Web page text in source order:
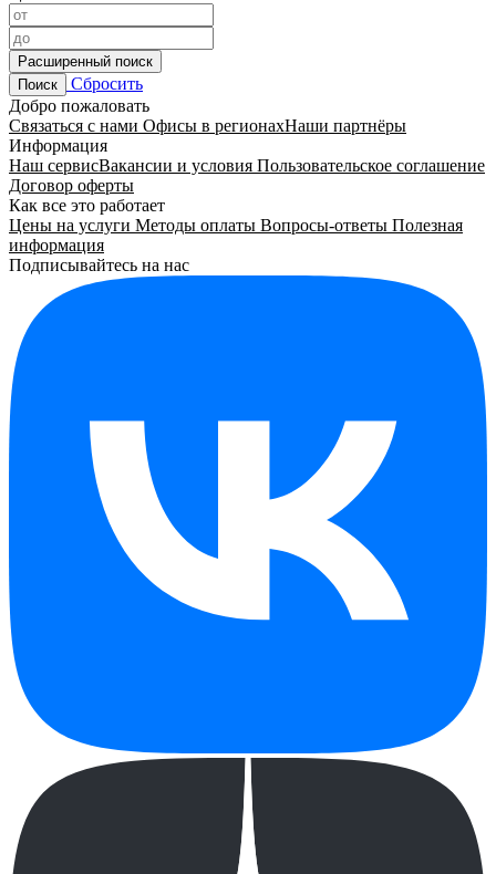
Расширенный поиск
Поиск
Сбросить
Добро пожаловать
Связаться с нами Офисы в регионахНаши партнёры
Информация
Наш сервисВакансии и условия Пользовательское соглашение
Договор оферты
Как все это работает
Цены на услуги Методы оплаты Вопросы-ответы Полезная
информация
Подписывайтесь на нас